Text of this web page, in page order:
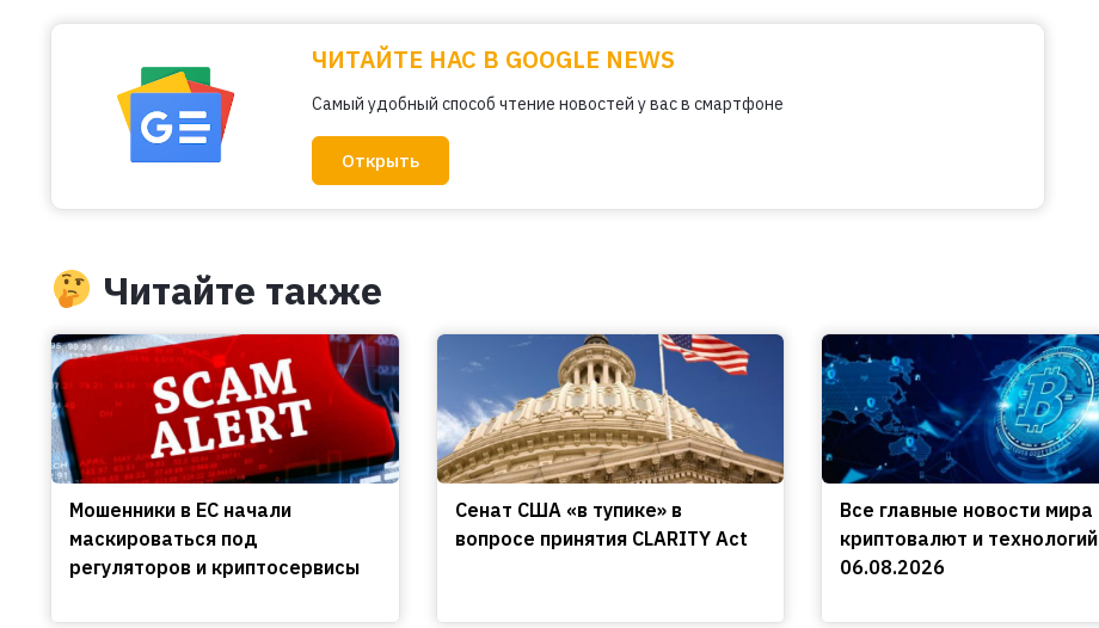
ЧИТАЙТЕ НАС В GOOGLE NEWS
Самый удобный способ чтение новостей у вас в смартфоне
Открыть
Читайте также
Мошенники в ЕС начали
маскироваться под
регуляторов и криптосервисы
Сенат США «в тупике» в
вопросе принятия CLARITY Act
Все главные новости мира
криптовалют и технологий
06.08.2026